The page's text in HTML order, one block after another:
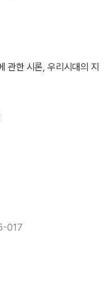
관한 시론, 우리시대의 지
017